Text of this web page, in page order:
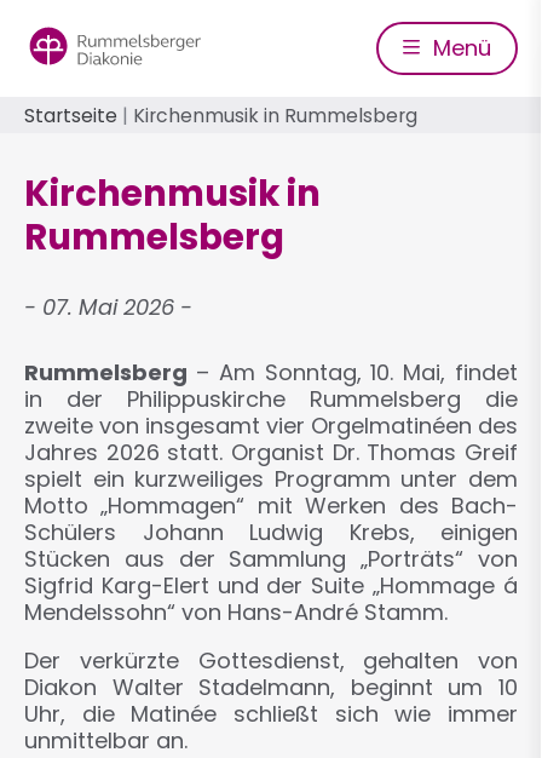
zum
Inhalt
Menü
Pfadnavigation
Startseite Kirchenmusik in Rummelsberg
Kirchenmusik in
Rummelsberg
07. Mai 2026
Rummelsberg – Am Sonntag, 10. Mai, findet
in der Philippuskirche Rummelsberg die
zweite von insgesamt vier Orgelmatinéen des
Jahres 2026 statt. Organist Dr. Thomas Greif
spielt ein kurzweiliges Programm unter dem
Motto „Hommagen“ mit Werken des Bach-
Schülers Johann Ludwig Krebs, einigen
Stücken aus der Sammlung „Porträts“ von
Sigfrid Karg-Elert und der Suite „Hommage á
Mendelssohn“ von Hans-André Stamm.
Der verkürzte Gottesdienst, gehalten von
Diakon Walter Stadelmann, beginnt um 10
Uhr, die Matinée schließt sich wie immer
unmittelbar an.